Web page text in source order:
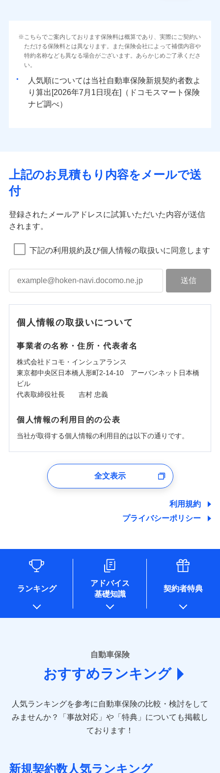
こちらでご案内しております保険料は概算であり、実際にご契約い
ただける保険料とは異なります。また保険会社によって補償内容や
特約名称なども異なる場合がございます。あらかじめご了承くださ
い。
人気順については当社
新規契約者数よ
り算出[
年 月
日現在]（ドコモスマート保険
ナビ調べ）
上記のお見積もり内容をメールで送
付
登録されたメールアドレスに試算いただいた内容が送信
されます。
下記の利用規約及び個人情報の取扱いに同意します
個人情報の取扱いについて
事業者の名称・住所・代表者名
株式会社ドコモ・インシュアランス
東京都中央区日本橋人形町2-14-10 アーバンネット日本橋
ビル
代表取締役社長 吉村 忠義
個人情報の利用目的の公表
当社が取得する個人情報の利用目的は以下の通りです。
ユーザー登録受付および、管理のため
しくは委託を受けている保険会社・提携会社の保険その他に
関する情報を提供し、金融商品等の契約を勧奨するため、ま
た維持管理等の委託業務遂行のため、またそれらに付帯、関
情報を取引のある他の保険会社の商品・サービスをご提案す
るために利用させていただくことがあります。）
各種セミナーの開催のため
コンサルティングサービスの実施のため
アンケートやキャンペーン等の実施のため
上記に係る案内・手続き・管理等付帯業務を行うため
* 当社が委託を受けている保険会社の情報は、保険会社のホ
ームページに掲載しておりますので、ご確認ください。
あいおいニッセイ同和損害保険株式会社
(https://www.aioinissaydowa.co.jp/)
アクサ損害保険株式会社 (https://www.axa-
direct.co.jp/)
sompo.co.jp/)
東京海上ダイレクト損害保険株式会社 (https://www.e-
AIG損害保険株式会社 (https://www.aig.co.jp/sonpo)
ジェイアイ傷害火災保険株式会社
全文表示
利用規約
プライバシーポリシー
ランキング
アドバイス
基礎知識
契約者特典
自動車保険
おすすめランキング
人気ランキングを参考に自動車保険の比較・検討をして
みませんか？
「事故対応」や「特典」についても掲載し
ております！
新規契約数人気ランキング